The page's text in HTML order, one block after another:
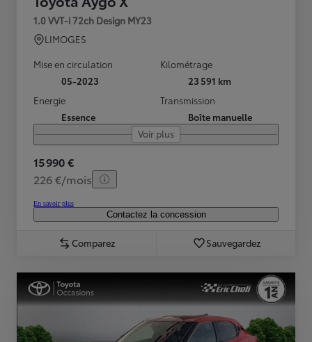
1.0 VVT-i 72ch Design MY23
LIMOGES
Mise en circulation
05-2023
Kilométrage
23 591 km
Energie
Essence
Transmission
Boîte manuelle
Voir plus
15 990 €
226 €/mois
En savoir plus
Contactez la concession
Comparez Sauvegardez